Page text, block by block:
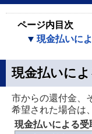
ページ内目次
現金払いに
現金払いに
市からの還付金、
希望された場合は
現金払いによる受